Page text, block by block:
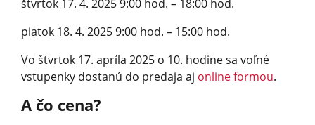
štvrtok 17. 4. 2025 9:00 hod. – 18:00 hod.
piatok 18. 4. 2025 9:00 hod. – 15:00 hod.
Vo štvrtok 17. apríla 2025 o 10. hodine sa voľné
vstupenky dostanú do predaja aj online formou.
A čo cena?